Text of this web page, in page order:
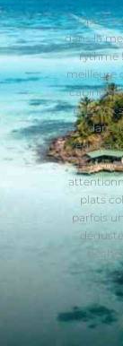
Optez
dans la
rythme
meilleure
cabine
bateaux
dans
plats
parfois